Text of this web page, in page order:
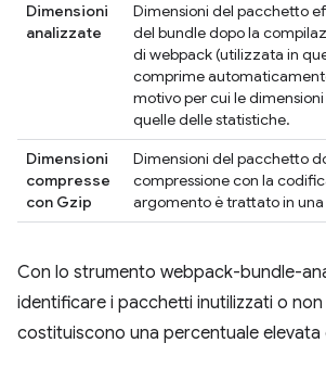
Dimensioni
analizzate
Dimensioni del pacchetto
del bundle dopo la
di webpack (utilizzata in
comprime
motivo per cui le
quelle delle statistiche.
Dimensioni
compresse
con Gzip
Dimensioni del pacchetto
compressione con la
argomento è trattato in
Con lo strumento webpack-bundle-
identificare i pacchetti inutilizzati o
costituiscono una percentuale elevata